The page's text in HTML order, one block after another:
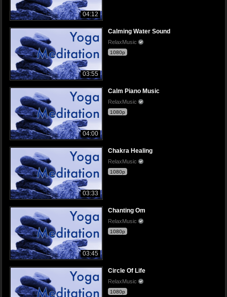
04:12
03:55
Calming Water Sound
RelaxMusic
1080p
04:00
Calm Piano Music
RelaxMusic
1080p
03:33
Chakra Healing
RelaxMusic
1080p
03:45
Chanting Om
RelaxMusic
1080p
Circle Of Life
RelaxMusic
1080p